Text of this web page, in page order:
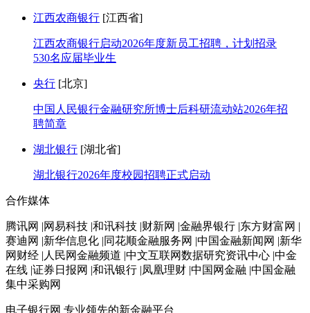
江西农商银行 [江西省]
江西农商银行启动2026年度新员工招聘，计划招录
530名应届毕业生
央行 [北京]
中国人民银行金融研究所博士后科研流动站2026年招
聘简章
湖北银行 [湖北省]
湖北银行2026年度校园招聘正式启动
合作媒体
腾讯网 |网易科技 |和讯科技 |财新网 |金融界银行 |东方财富网 |
赛迪网 |新华信息化 |同花顺金融服务网 |中国金融新闻网 |新华
网财经 |人民网金融频道 |中文互联网数据研究资讯中心 |中金
在线 |证券日报网 |和讯银行 |凤凰理财 |中国网金融 |中国金融
集中采购网
电子银行网 专业领先的新金融平台